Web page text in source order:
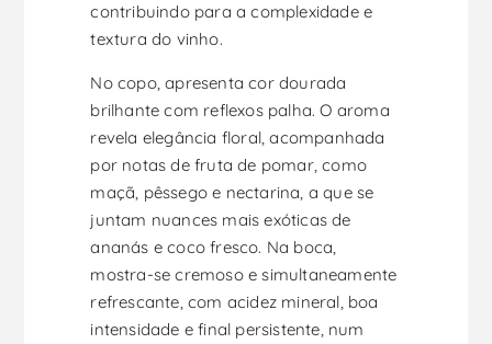
contribuindo para a complexidade e
textura do vinho.
No copo, apresenta cor dourada
brilhante com reflexos palha. O aroma
revela elegância floral, acompanhada
por notas de fruta de pomar, como
maçã, pêssego e nectarina, a que se
juntam nuances mais exóticas de
ananás e coco fresco. Na boca,
mostra-se cremoso e simultaneamente
refrescante, com acidez mineral, boa
intensidade e final persistente, num